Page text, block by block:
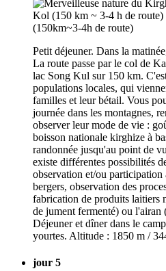
Petit déjeuner. Dans la
La route passe par le col de
lac Song Kul sur 150 km.
populations locales, qui
familles et leur bétail. Vous
journée dans les montagnes,
observer leur mode de vie :
boisson nationale kirghize à
randonnée jusqu'au point de
existe différentes possibilités
observation et/ou
bergers, observation des
fabrication de produits laitiers
de jument fermenté) ou l'airan
Déjeuner et dîner dans le
yourtes. Altitude : 1850 m /
jour 5